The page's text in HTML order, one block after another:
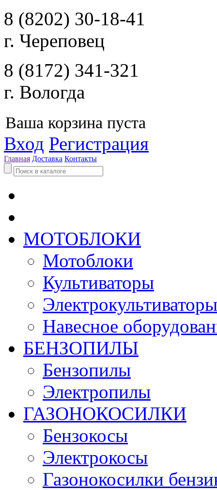
8 (8202) 30-18-41
г. Череповец
8 (8172) 341-321
г. Вологда
Ваша корзина пуста
Вход Регистрация
Главная Доставка Контакты
МОТОБЛОКИ
Мотоблоки
Культиваторы
Электрокультиваторы
Навесное
БЕНЗОПИЛЫ
Бензопилы
Электропилы
ГАЗОНОКОСИЛКИ
Бензокосы
Электрокосы
Газонокосилки